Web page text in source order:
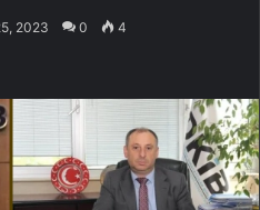
2023 0 4